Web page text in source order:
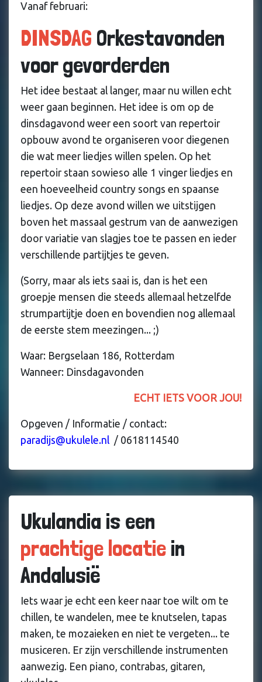
Vanaf februari:
DINSDAG Orkestavonden
voor gevorderden
Het idee bestaat al langer, maar nu willen echt
weer gaan beginnen. Het idee is om op de
dinsdagavond weer een soort van repertoir
opbouw avond te organiseren voor diegenen
die wat meer liedjes willen spelen. Op het
repertoir staan sowieso alle 1 vinger liedjes en
een hoeveelheid country songs en spaanse
liedjes. Op deze avond willen we uitstijgen
boven het massaal gestrum van de aanwezigen
door variatie van slagjes toe te passen en ieder
verschillende partijtjes te geven.
(Sorry, maar als iets saai is, dan is het een
groepje mensen die steeds allemaal hetzelfde
strumpartijtje doen en bovendien nog allemaal
de eerste stem meezingen... ;)
Waar: Bergselaan 186, Rotterdam
Wanneer: Dinsdagavonden
ECHT IETS VOOR JOU!
Opgeven / Informatie / contact:
paradijs@ukulele.nl / 0618114540
Ukulandia is een
prachtige locatiein
Andalusië
Iets waar je echt een keer naar toe wilt om te
chillen, te wandelen, mee te knutselen, tapas
maken, te mozaieken en niet te vergeten... te
musiceren. Er zijn verschillende instrumenten
aanwezig. Een piano, contrabas, gitaren,